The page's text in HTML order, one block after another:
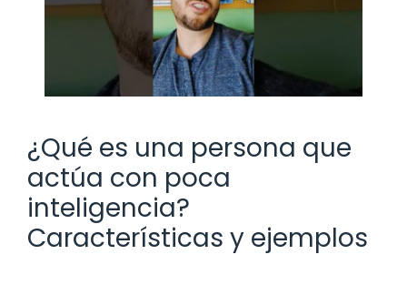
¿Qué es una persona que
actúa con poca
inteligencia?
Características y ejemplos